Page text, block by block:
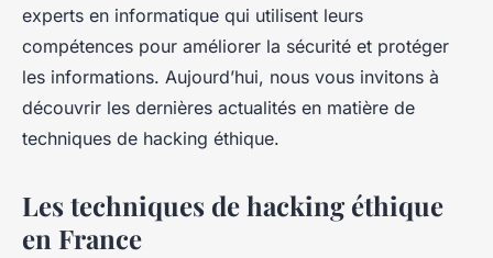
experts en informatique qui utilisent leurs
compétences pour améliorer la sécurité et protéger
les informations. Aujourd’hui, nous vous invitons à
découvrir les dernières actualités en matière de
techniques de hacking éthique.
Les techniques de hacking éthique
en France